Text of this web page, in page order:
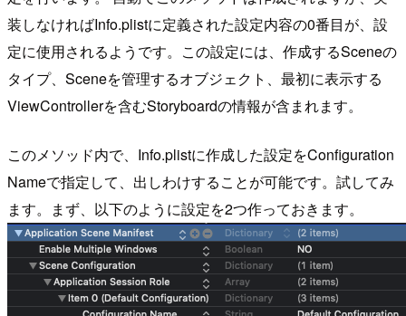
装しなければInfo.plistに定義された設定内容の0番目が、設
定に使用されるようです。この設定には、作成するSceneの
タイプ、Sceneを管理するオブジェクト、最初に表示する
ViewControllerを含むStoryboardの情報が含まれます。
このメソッド内で、Info.plistに作成した設定をConfiguration
Nameで指定して、出しわけすることが可能です。試してみ
ます。まず、以下のように設定を2つ作っておきます。